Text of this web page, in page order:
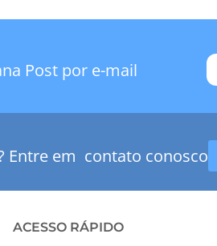
Post por e-mail
Entre em contato conosco
ACESSO RÁPIDO